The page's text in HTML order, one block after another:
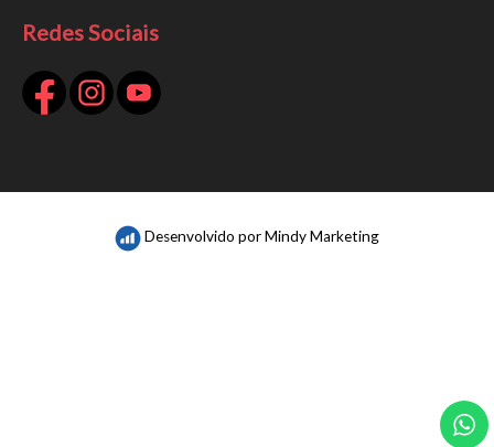
Redes Sociais
Desenvolvido porMindy Marketing